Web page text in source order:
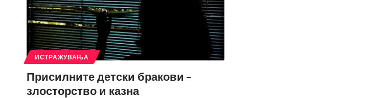
ИСТРАЖУВАЊА
Присилните детски бракови –
злосторство и казна